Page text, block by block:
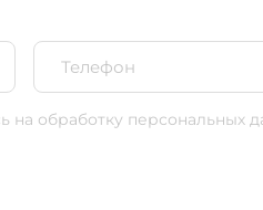
на обработку персональных